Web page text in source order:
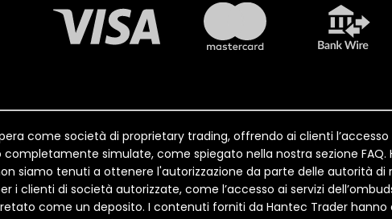
come società di proprietary trading, offrendo ai clienti
simulate, come spiegato nella nostra sezione
siamo tenuti a ottenere l'autorizzazione da parte delle autorità di
clienti di società autorizzate, come l’accesso ai servizi
come un deposito. I contenuti forniti da Hantec Trader